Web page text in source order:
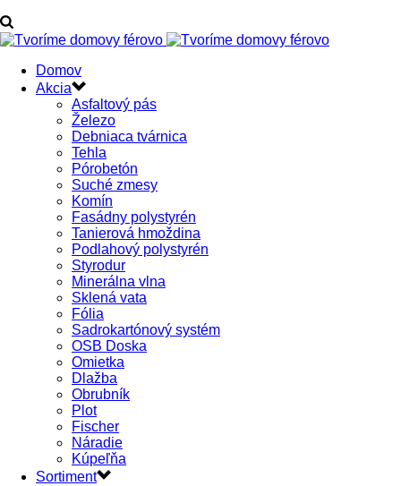
Domov
Akcia
Asfaltový pás
Železo
Debniaca tvárnica
Tehla
Pórobetón
Suché zmesy
Komín
Fasádny polystyrén
Tanierová hmoždina
Podlahový polystyrén
Styrodur
Minerálna vlna
Sklená vata
Fólia
Sadrokartónový systém
OSB Doska
Omietka
Dlažba
Obrubník
Plot
Fischer
Náradie
Kúpeľňa
Sortiment